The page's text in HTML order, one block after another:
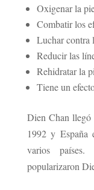
Oxigenar la
Combatir los
Luchar contra
Reducir las
Rehidratar la
Tiene un
Dien Chan llegó
1992 y
varios países.
popularizaron